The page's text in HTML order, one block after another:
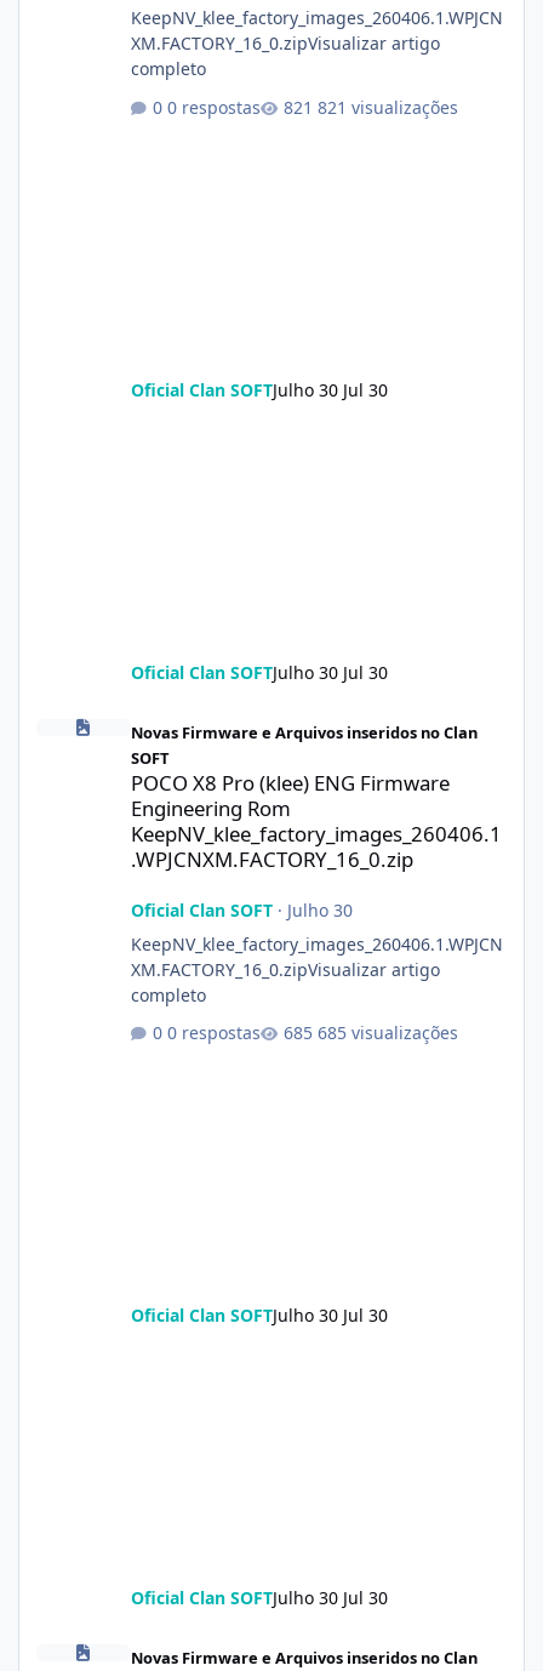
KeepNV_klee_factory_images_260406.1.WPJCN
XM.FACTORY_16_0.zipVisualizar artigo
completo
0 respostas
821 visualizações
Oficial Clan SOFTJulho 30 Jul 30
Oficial Clan SOFTJulho 30 Jul 30
Novas Firmware e Arquivos inseridos no Clan
SOFT
POCO X8 Pro (klee) ENG Firmware
Engineering Rom
KeepNV_klee_factory_images_260406.1
.WPJCNXM.FACTORY_16_0.zip
Oficial Clan SOFT· Julho 30
KeepNV_klee_factory_images_260406.1.WPJCN
XM.FACTORY_16_0.zipVisualizar artigo
completo
0 respostas
685 visualizações
Oficial Clan SOFTJulho 30 Jul 30
Oficial Clan SOFTJulho 30 Jul 30
Firmware A3 Pro
Novas Firmware e Arquivos inseridos no Clan